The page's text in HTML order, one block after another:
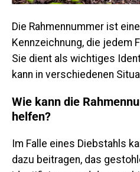
Die Rahmennummer ist
Kennzeichnung, die jedem
Sie dient als wichtiges
kann in verschiedenen
Wie kann die
helfen?
Im Falle eines Diebstahls
dazu beitragen, das